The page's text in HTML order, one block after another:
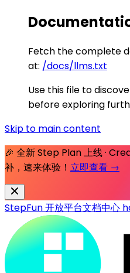
Fetch the complete
at: /docs/llms.txt
Use this file to
before exploring
Skip to main content
🎉 全新 Step Plan 上线 ·
补，速来体验！ 立即查看 →
StepFun 开放平台文档中心